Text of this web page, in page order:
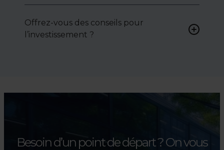
négocier le prix, le bail ou les
conditions de vente.
Offrez-vous des conseils pour
l’investissement ?
l’évaluation et la valorisation
Besoin d’un point de départ ?On vous